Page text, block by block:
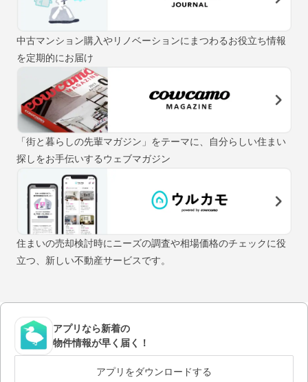
中古マンション購入やリノベーションにまつわるお役立ち情報
を定期的にお届け
「街と暮らしの先輩マガジン」をテーマに、自分らしい住まい
探しをお手伝いするウェブマガジン
住まいの売却検討時にニーズの調査や相場価格のチェックに役
立つ、新しい不動産サービスです。
アプリなら新着の
物件情報が早く届く！
アプリをダウンロードする